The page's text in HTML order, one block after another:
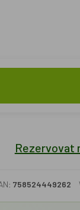
Rezervovat
758524449262